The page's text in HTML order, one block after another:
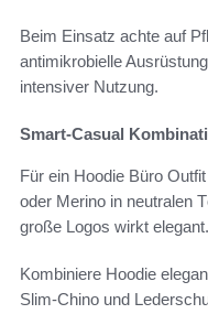
Beim Einsatz achte auf
antimikrobielle
intensiver Nutzung.
Smart-Casual
Für ein Hoodie Büro
oder Merino in neutralen
große Logos wirkt elegant.
Kombiniere Hoodie
Slim-Chino und